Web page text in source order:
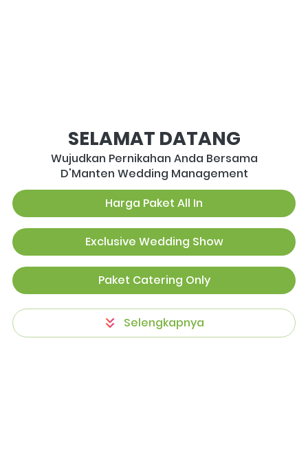
SELAMAT DATANG
Wujudkan Pernikahan Anda Bersama
D'Manten Wedding Management
`Harga Paket All In
`Exclusive Wedding Show
`Paket Catering Only
` Selengkapnya